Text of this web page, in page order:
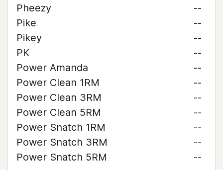
Pheezy
--
Pike
--
Pikey
--
PK
--
Power Amanda
--
Power Clean 1RM
--
Power Clean 3RM
--
Power Clean 5RM
--
Power Snatch 1RM
--
Power Snatch 3RM
--
Power Snatch 5RM
--